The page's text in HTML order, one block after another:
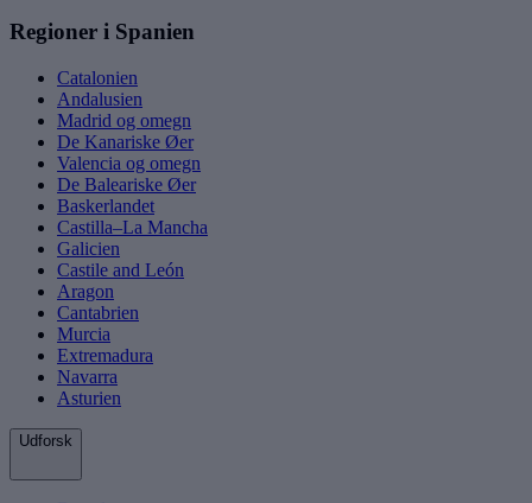
Regioner i Spanien
Catalonien
Andalusien
Madrid og omegn
De Kanariske Øer
Valencia og omegn
De Baleariske Øer
Baskerlandet
Castilla–La Mancha
Galicien
Castile and León
Aragon
Cantabrien
Murcia
Extremadura
Navarra
Asturien
Udforsk